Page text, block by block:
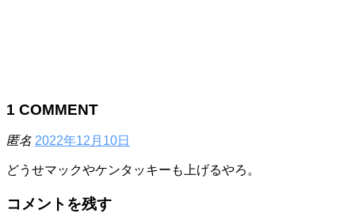
1 COMMENT
匿名 2022年12月10日
どうせマックやケンタッキーも上げるやろ。
コメントを残す